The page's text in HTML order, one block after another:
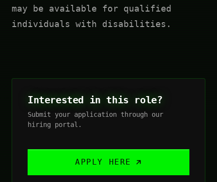
may be available for qualified
individuals with disabilities.
Interested in this role?
Submit your application through our
hiring portal.
APPLY HERE